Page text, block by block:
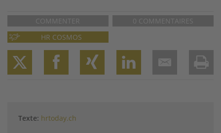
COMMENTER
0 COMMENTAIRES
HR COSMOS
Texte: hrtoday.ch